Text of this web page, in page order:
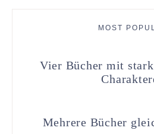
MOST
Vier Bücher mit
Mehrere Bücher